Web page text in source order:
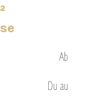
Ab
Duau